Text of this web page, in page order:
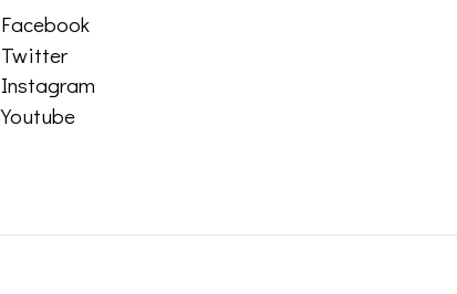
Facebook
Twitter
Instagram
Youtube